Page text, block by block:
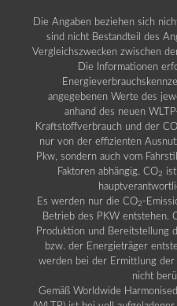
Die Angaben beziehen sich
sind nicht Bestandteil des
Vergleichszwecken zwischen
Die Informationen
angegebenen Werte des
anhand des neuen
Kraftstoffverbrauch und der CO
nur von der effizienten
Pkw, sondern auch vom
Faktoren abhängig. CO2
Es werden nur die CO2 -
Betrieb des PKW entstehen.
Produktion und Bereitstellung
bzw. der Energieträger
werden bei der Ermittlung der
nicht
Gemäß Worldwide